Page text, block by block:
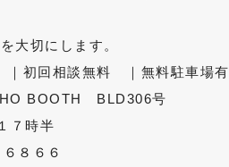
大切にします。
初回相談無料 ｜無料駐車場有
BOOTH BLD306号
７時半
８６６